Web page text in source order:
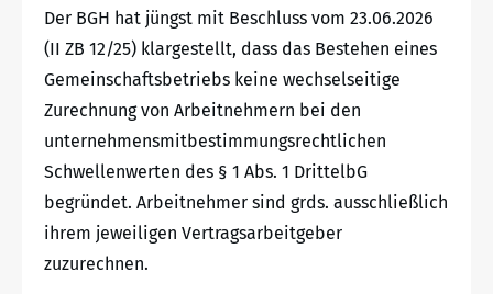
Der BGH hat jüngst mit Beschluss vom 23.06.2026
(II ZB 12/25) klargestellt, dass das Bestehen eines
Gemeinschaftsbetriebs keine wechselseitige
Zurechnung von Arbeitnehmern bei den
unternehmensmitbestimmungsrechtlichen
Schwellenwerten des § 1 Abs. 1 DrittelbG
begründet. Arbeitnehmer sind grds. ausschließlich
ihrem jeweiligen Vertragsarbeitgeber
zuzurechnen.